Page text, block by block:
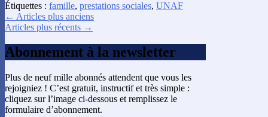
Étiquettes : famille, prestations sociales, UNAF
← Articles plus anciens
Articles plus récents →
Abonnement à la newsletter
Plus de neuf mille abonnés attendent que vous les
rejoigniez ! C’est gratuit, instructif et très simple :
cliquez sur l’image ci-dessous et remplissez le
formulaire d’abonnement.